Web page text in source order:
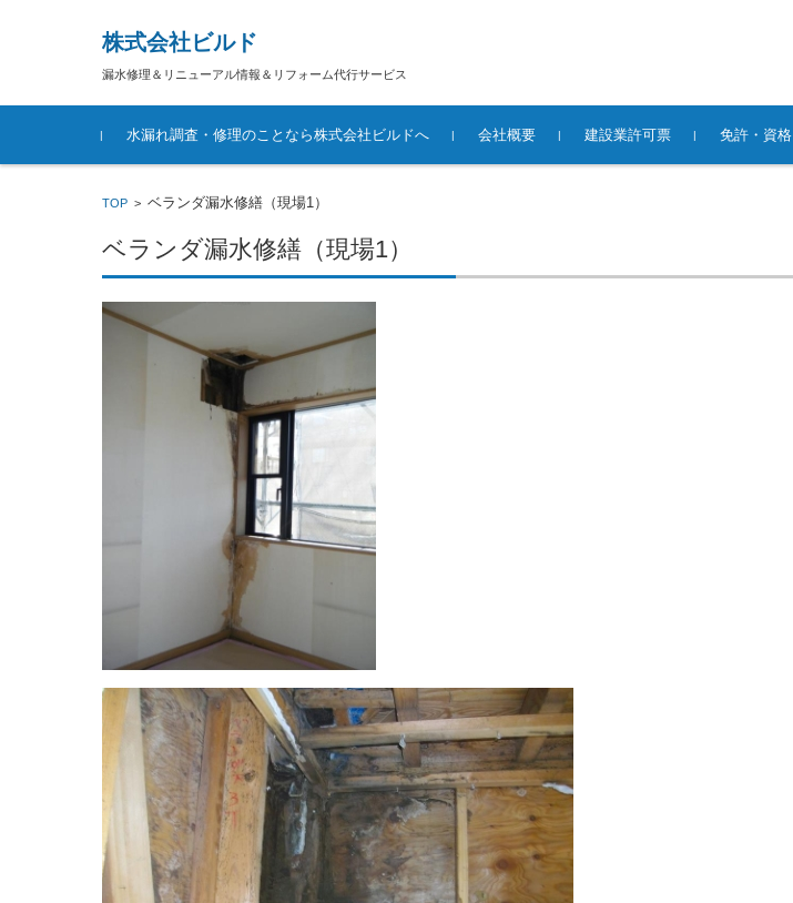
株式会社ビルド
漏水修理＆リニューアル情報＆リフォーム代行サービス
コンテンツに移動
水漏れ調査・修理のことなら株式会社ビルドへ
会社概要 建設業許可票 免許・資格
TOP > ベランダ漏水修繕（現場1）
ベランダ漏水修繕（現場1）